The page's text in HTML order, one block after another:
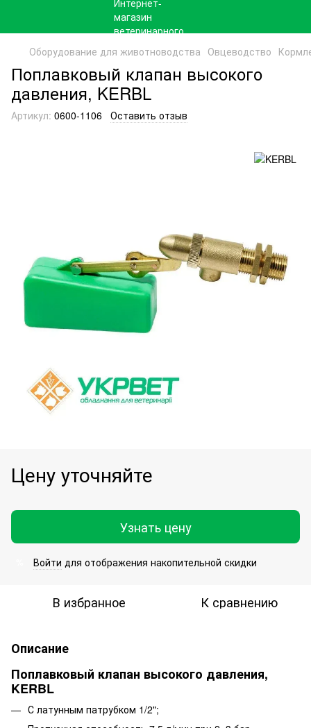
Оборудование для животноводства Овцеводство
Поплавковый клапан высокого
давления, KERBL
Артикул: 0600-1106 Оставить отзыв
Цену уточняйте
Узнать цену
Войти для отображения накопительной скидки
В избранное К сравнению
Описание
Поплавковый клапан высокого давления,
KERBL
С латунным патрубком 1/2";